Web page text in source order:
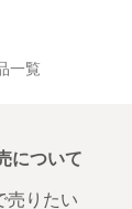
一覧
について
売りたい